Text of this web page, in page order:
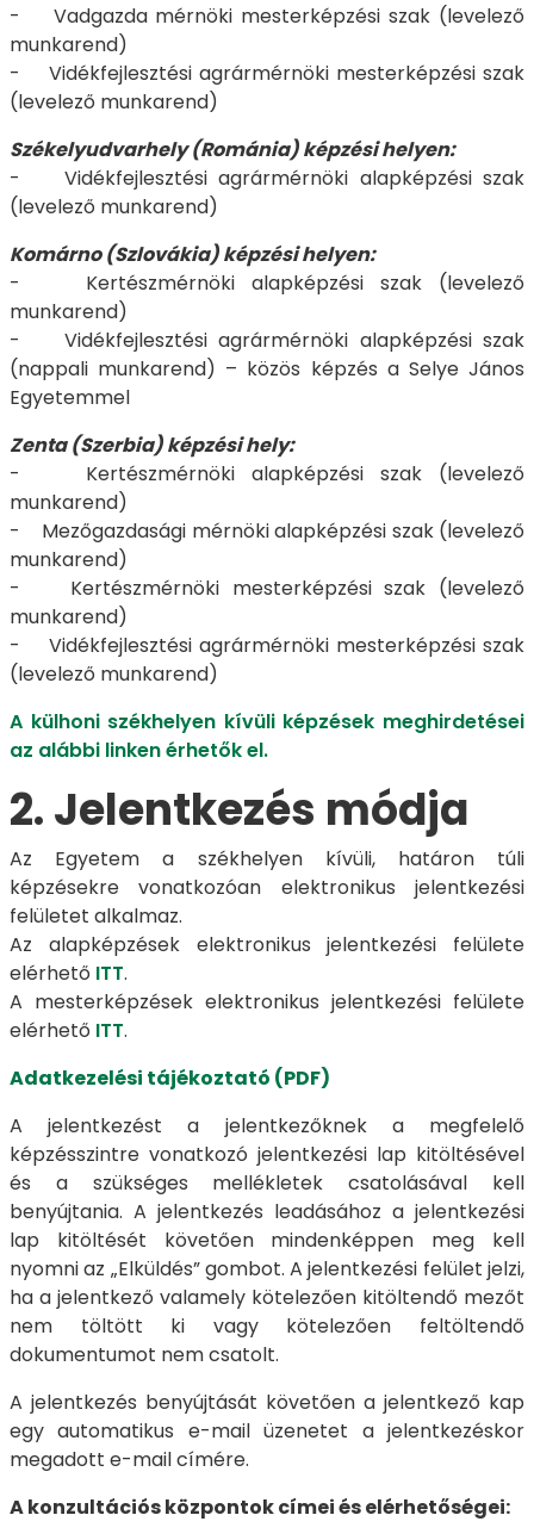
- Vadgazda mérnöki mesterképzési szak (levelező
munkarend)
- Vidékfejlesztési agrármérnöki mesterképzési szak
(levelező munkarend)
Székelyudvarhely (Románia) képzési helyen:
- Vidékfejlesztési agrármérnöki alapképzési szak
(levelező munkarend)
Komárno (Szlovákia) képzési helyen:
- Kertészmérnöki alapképzési szak (levelező
munkarend)
- Vidékfejlesztési agrármérnöki alapképzési szak
(nappali munkarend) – közös képzés a Selye János
Egyetemmel
Zenta (Szerbia) képzési hely:
- Kertészmérnöki alapképzési szak (levelező
munkarend)
- Mezőgazdasági mérnöki alapképzési szak (levelező
munkarend)
- Kertészmérnöki mesterképzési szak (levelező
munkarend)
- Vidékfejlesztési agrármérnöki mesterképzési szak
(levelező munkarend)
A külhoni székhelyen kívüli képzések meghirdetései
az alábbi linken érhetők el.
2. Jelentkezés módja
Az Egyetem a székhelyen kívüli, határon túli
képzésekre vonatkozóan elektronikus jelentkezési
felületet alkalmaz.
Az alapképzések elektronikus jelentkezési felülete
elérhető ITT.
A mesterképzések elektronikus jelentkezési felülete
elérhető ITT.
Adatkezelési tájékoztató (PDF)
A jelentkezést a jelentkezőknek a megfelelő
képzésszintre vonatkozó jelentkezési lap kitöltésével
és a szükséges mellékletek csatolásával kell
benyújtania. A jelentkezés leadásához a jelentkezési
lap kitöltését követően mindenképpen meg kell
nyomni az „Elküldés” gombot. A jelentkezési felület jelzi,
ha a jelentkező valamely kötelezően kitöltendő mezőt
nem töltött ki vagy kötelezően feltöltendő
dokumentumot nem csatolt.
A jelentkezés benyújtását követően a jelentkező kap
egy automatikus e-mail üzenetet a jelentkezéskor
megadott e-mail címére.
A konzultációs központok címei és elérhetőségei: